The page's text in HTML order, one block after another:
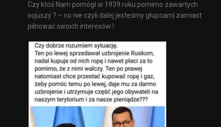
Czy ktoś Nam pomógł w 1939 roku pomimo zawartych
sojuszy ? – no nie czyli dalej jesteśmy głupcami zamiast
pilnować swoich interesów !